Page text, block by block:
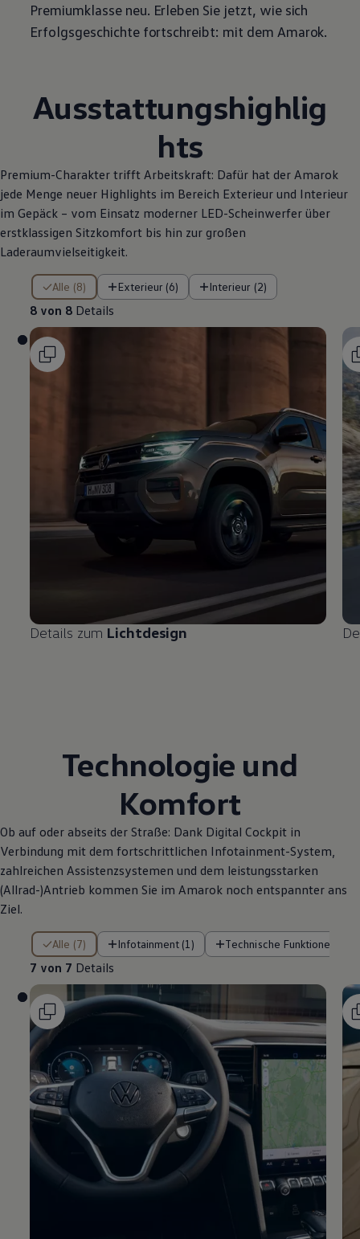
Premiumklasse neu. Erleben Sie jetzt, wie sich
Erfolgsgeschichte fortschreibt: mit dem Amarok.
Ausstattungshighlig
hts
Premium-Charakter trifft Arbeitskraft: Dafür hat der Amarok
jede Menge neuer Highlights im Bereich Exterieur und Interieur
im Gepäck – vom Einsatz moderner LED-Scheinwerfer über
erstklassigen Sitzkomfort bis hin zur großen
Laderaumvielseitigkeit.
Alle (8) Exterieur (6) Interieur (2)
8 von 8 Details
8 von 8 Details
Details zum Lichtdesign
Technologie und
Komfort
Ob auf oder abseits der Straße: Dank Digital Cockpit in
Verbindung mit dem fortschrittlichen Infotainment-System,
zahlreichen Assistenzsystemen und dem leistungsstarken
(Allrad-)Antrieb kommen Sie im Amarok noch entspannter ans
Ziel.
Alle (7) Infotainment (1) Technische Funktionen (4)
7 von 7 Details
7 von 7 Details